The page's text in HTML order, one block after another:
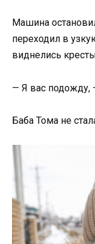
Машина
переходил в
виднелись
— Я вас подожду,
Баба Тома не